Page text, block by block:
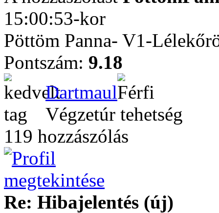
15:00:53-kor
Pöttöm Panna- V1-
Pontszám: 9.18
Dartmaul
Végzetúr tehetség
119 hozzászólás
Re: Hibajelentés (új)